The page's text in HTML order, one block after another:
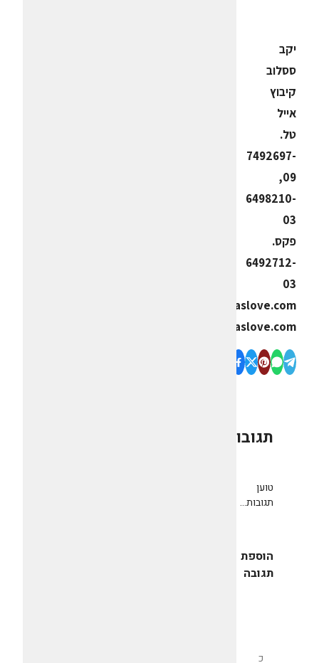
יקב
ססלוב
קיבוץ
אייל
טל.
7492697-
09,
6498210-
03
פקס.
6492712-
03
info@saslove.com
www.saslove.com
תגובות
טוען
תגובות...
הוספת
תגובה